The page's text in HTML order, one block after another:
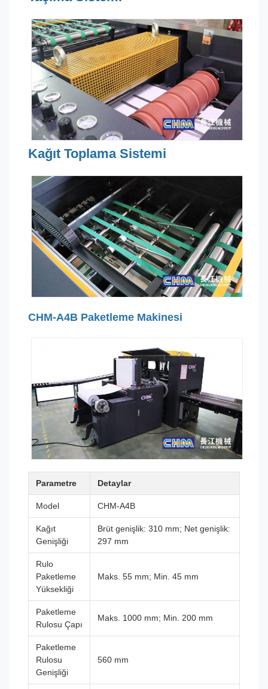
Kağıt Toplama Sistemi
CHM-A4B Paketleme Makinesi
Parametre Detaylar
Model CHM-A4B
Kağıt
Genişliği
Brüt genişlik: 310 mm; Net genişlik:
297 mm
Rulo
Paketleme
Yüksekliği
Maks. 55 mm; Min. 45 mm
Paketleme
Rulosu Çapı
Maks. 1000 mm; Min. 200 mm
Paketleme
Rulosu
Genişliği
560 mm